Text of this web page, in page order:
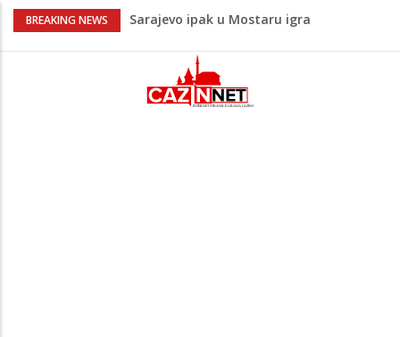
BREAKING NEWS
Sarajevo ipak u Mostaru igra
Premijer lige BiH
Lepa Brena pala na koncertu u Budvi
nakon kultnog zamaha nogom: "Nisi bio